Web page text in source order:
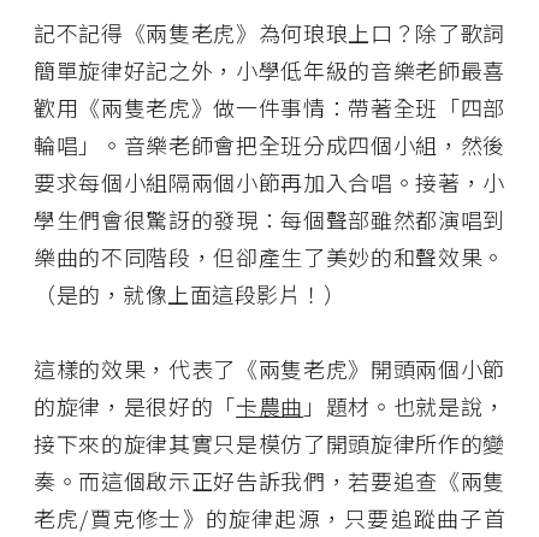
記不記得《兩隻老虎》為何琅琅上口？除了歌詞
簡單旋律好記之外，小學低年級的音樂老師最喜
歡用《兩隻老虎》做一件事情：帶著全班「四部
輪唱」。音樂老師會把全班分成四個小組，然後
要求每個小組隔兩個小節再加入合唱。接著，小
學生們會很驚訝的發現：每個聲部雖然都演唱到
樂曲的不同階段，但卻產生了美妙的和聲效果。
（是的，就像上面這段影片！）
這樣的效果，代表了《兩隻老虎》開頭兩個小節
的旋律，是很好的「卡農曲 」題材。也就是說，
接下來的旋律其實只是模仿了開頭旋律所作的變
奏。而這個啟示正好告訴我們，若要追查《兩隻
老虎/賈克修士》的旋律起源，只要追蹤曲子首